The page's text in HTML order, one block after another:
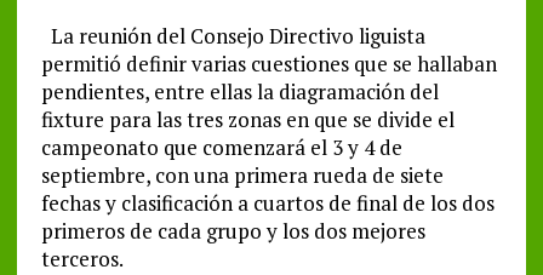
La reunión del Consejo Directivo liguista
permitió definir varias cuestiones que se hallaban
pendientes, entre ellas la diagramación del
fixture para las tres zonas en que se divide el
campeonato que comenzará el 3 y 4 de
septiembre, con una primera rueda de siete
fechas y clasificación a cuartos de final de los dos
primeros de cada grupo y los dos mejores
terceros.